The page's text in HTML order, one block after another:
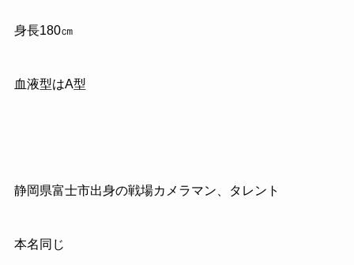
身長180㎝
血液型はA型
静岡県富士市出身の戦場カメラマン、タレント
本名同じ